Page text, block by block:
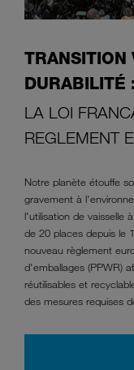
TRANSITION
DURABILITÉ :
LA LOI
REGLEMENT
Notre planète étouffe
gravement à
l'utilisation de vaisselle
de 20 places depuis le
nouveau règlement
d'emballages (PPWR)
réutilisables et
des mesures requises